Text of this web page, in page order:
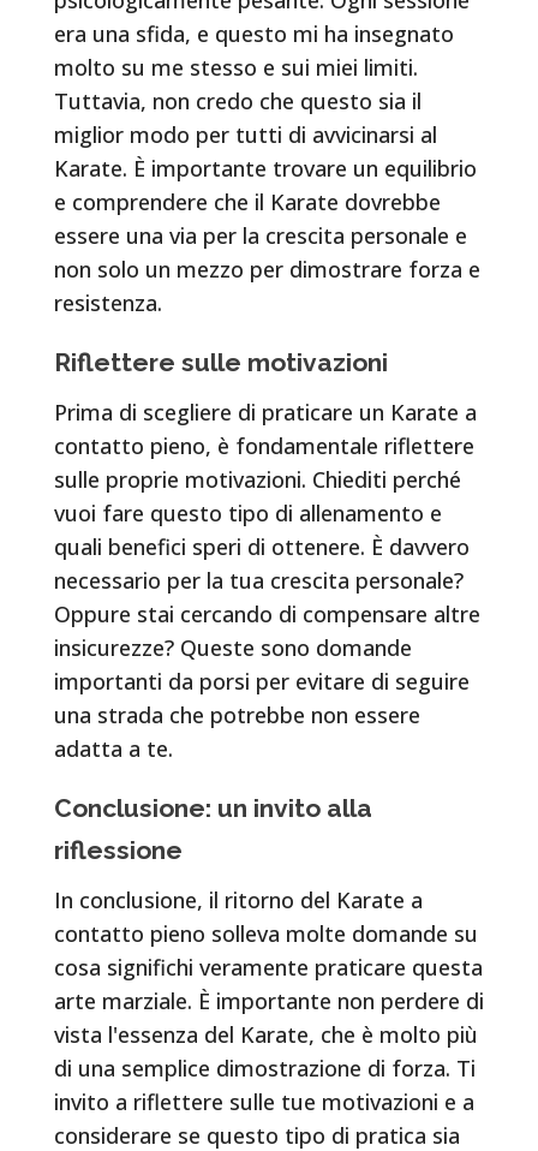
era una sfida, e questo mi ha insegnato
molto su me stesso e sui miei limiti.
Tuttavia, non credo che questo sia il
miglior modo per tutti di avvicinarsi al
Karate. È importante trovare un equilibrio
e comprendere che il Karate dovrebbe
essere una via per la crescita personale e
non solo un mezzo per dimostrare forza e
resistenza.
Riflettere sulle motivazioni
Prima di scegliere di praticare un Karate a
contatto pieno, è fondamentale riflettere
sulle proprie motivazioni. Chiediti perché
vuoi fare questo tipo di allenamento e
quali benefici speri di ottenere. È davvero
necessario per la tua crescita personale?
Oppure stai cercando di compensare altre
insicurezze? Queste sono domande
importanti da porsi per evitare di seguire
una strada che potrebbe non essere
adatta a te.
Conclusione: un invito alla
riflessione
In conclusione, il ritorno del Karate a
contatto pieno solleva molte domande su
cosa significhi veramente praticare questa
arte marziale. È importante non perdere di
vista l'essenza del Karate, che è molto più
di una semplice dimostrazione di forza. Ti
invito a riflettere sulle tue motivazioni e a
considerare se questo tipo di pratica sia